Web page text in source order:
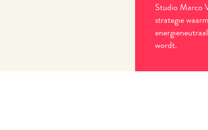
Studio Marco
strategie
wordt.